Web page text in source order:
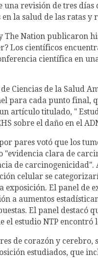
una revisión de tres
en la salud de las ratas
The Nation publicaron
Los científicos
científica en
Ciencias de la Salud
para cada punto final,
artículo titulado, "
sobre el daño en el
pares votó que los
"evidencia clara de
de
celular se
exposición. El panel de
a aumentos
El panel destacó
el estudio NTP
de corazón y
estudiados, que